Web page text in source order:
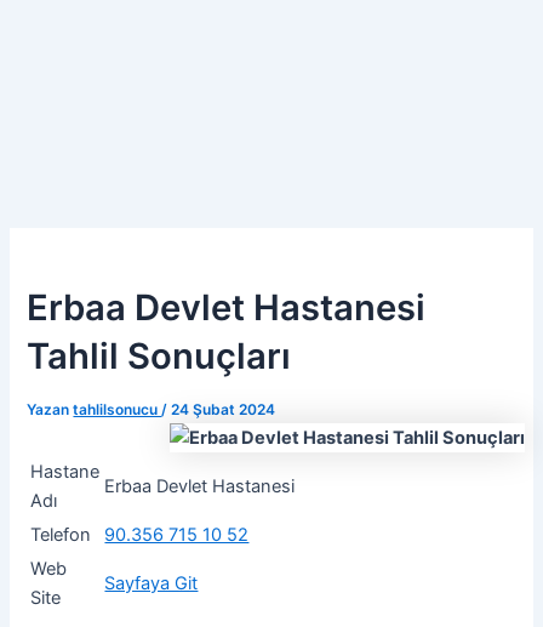
Erbaa Devlet Hastanesi
Tahlil Sonuçları
Yazan tahlilsonucu /24 Şubat 2024
Hastane
Adı
Erbaa Devlet Hastanesi
Telefon
90.356 715 10 52
Web
Site
Sayfaya Git